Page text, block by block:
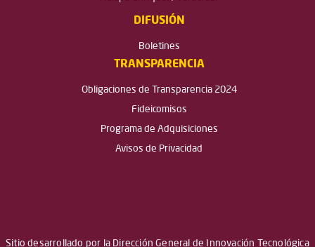
DIFUSIÓN
Boletines
TRANSPARENCIA
Obligaciones de Transparencia 2024
Fideicomisos
Programa de Adquisiciones
Avisos de Privacidad
Sitio desarrollado por la Dirección General de Innovación Tecnológica